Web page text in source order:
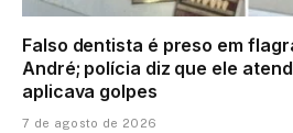
Falso dentista é preso em
André; polícia diz que ele
aplicava golpes
7 de agosto de 2026